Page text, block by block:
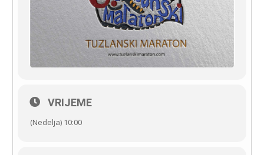
VRIJEME
(Nedelja) 10:00